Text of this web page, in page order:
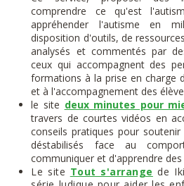
comprendre ce qu'est
appréhender l'autisme en
disposition d'outils, de
analysés et commentés par
ceux qui accompagnent des
formations à la prise en charge
et à l'accompagnement des
le site deux minutes pour
travers de courtes vidéos en
conseils pratiques pour
déstabilisés face au
communiquer et d'apprendre
Le site Tout s'arrange de